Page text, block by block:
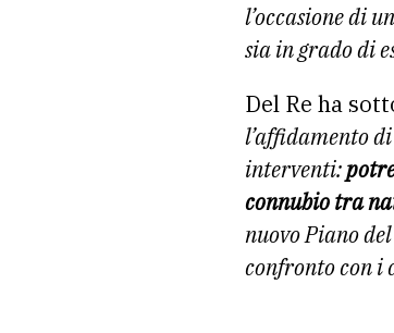
l’occasione di un
sia in grado di
Del Re ha
l’affidamento
interventi:
connubio tra
nuovo Piano
confronto con i